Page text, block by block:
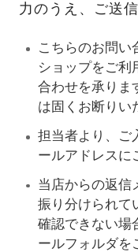
力のうえ、ご送
こちらのお問い
ショップをご利
合わせを承りま
は固くお断りい
担当者より、ご
ールアドレスに
当店からの返信
振り分けられて
確認できない場
ールフォルダを